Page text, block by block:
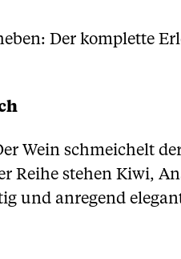
Der komplette
Wein schmeichelt
Reihe stehen Kiwi,
und anregend